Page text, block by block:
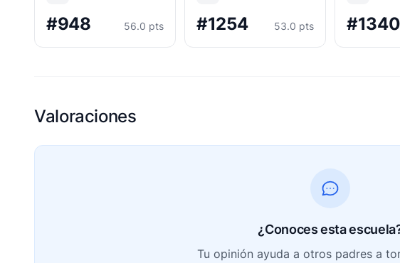
#948 56.0 pts #1254 53.0 pts #1340
Valoraciones
¿Conoces esta
Tu opinión ayuda a otros padres a